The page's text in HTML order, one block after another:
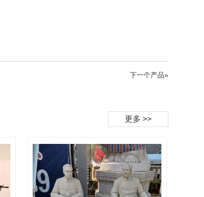
下一个产品»
更多 >>